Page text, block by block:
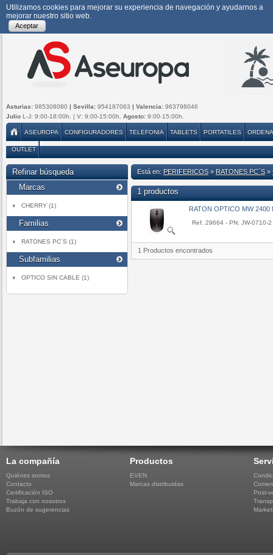
Utilizamos cookies para mejorar su experiencia de navegación y ayudarnos a
mejorar nuestro sitio web.
Aceptar
Asturias: 985308080 | Sevilla: 954187063 | Valencia: 963798046
Julio L-J: 9:00-18:00h. | V: 9:00-15:00h. Agosto: 9:00-15:00h.
ASEUROPA CONFIGURADORES TELEFONIA TABLETS PORTATILES
OUTLET
Refinar búsqueda
Marcas
CHERRY (1)
Familias
RATONES PC´S (1)
Subfamilias
OPTICO SIN CABLE (1)
Está en: PERIFERICOS » RATONES PC´S »
1 productos
RATON OPTICO MW 2400
Ref. 29664 - PN: JW-0710-2
1 Productos encontrados
La compañía
Quiénes somos
Contacto
Certificación ISO
Trabaja con nosotros
Buzón de sugerencias
Productos
EVEN
Marcas distribuidas
Post-